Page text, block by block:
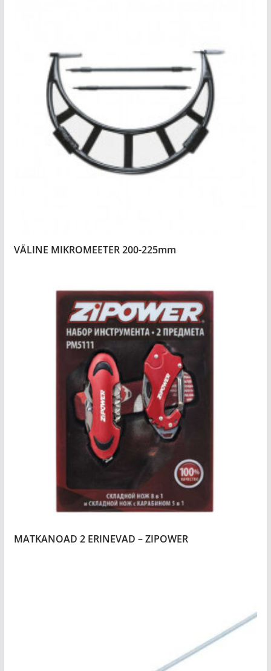
VÄLINE MIKROMEETER 200-225mm
MATKANOAD 2 ERINEVAD – ZIPOWER